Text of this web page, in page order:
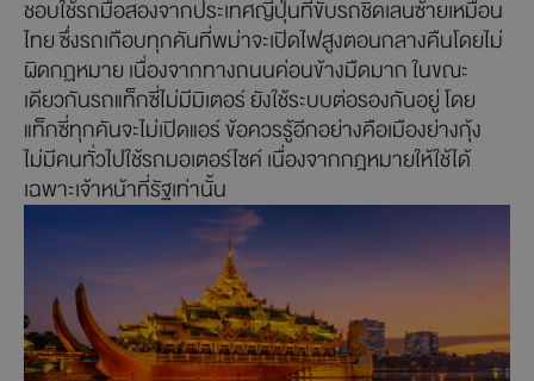
ชอบใช้รถมือสองจากประเทศญี่ปุ่นที่ขับรถชิดเลนซ้ายเหมือน
ไทย ซึ่งรถเกือบทุกคันที่พม่าจะเปิดไฟสูงตอนกลางคืนโดยไม่
ผิดกฏหมาย เนื่องจากทางถนนค่อนข้างมืดมาก ในขณะ
เดียวกันรถแท็กซี่ไม่มีมิเตอร์ ยังใช้ระบบต่อรองกันอยู่ โดย
แท็กซี่ทุกคันจะไม่เปิดแอร์ ข้อควรรู้อีกอย่างคือเมืองย่างกุ้ง
ไม่มีคนทั่วไปใช้รถมอเตอร์ไซค์ เนื่องจากกฎหมายให้ใช้ได้
เฉพาะเจ้าหน้าที่รัฐเท่านั้น